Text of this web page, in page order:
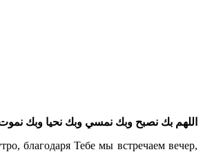
اللهم بك نصبح وبك نمسي وبك نحيا وبك نموت
благодаря Тебе мы встречаем вечер,